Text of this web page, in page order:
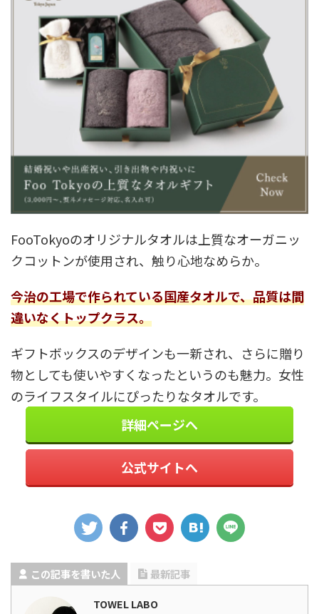
FooTokyoのオリジナルタオルは上質なオーガニッ
クコットンが使用され、触り心地なめらか。
今治の工場で作られている国産タオルで、品質は間
違いなくトップクラス。
ギフトボックスのデザインも一新され、さらに贈り
物としても使いやすくなったというのも魅力。女性
のライフスタイルにぴったりなタオルです。
詳細ページへ
公式サイトへ
この記事を書いた人
最新記事
TOWEL LABO